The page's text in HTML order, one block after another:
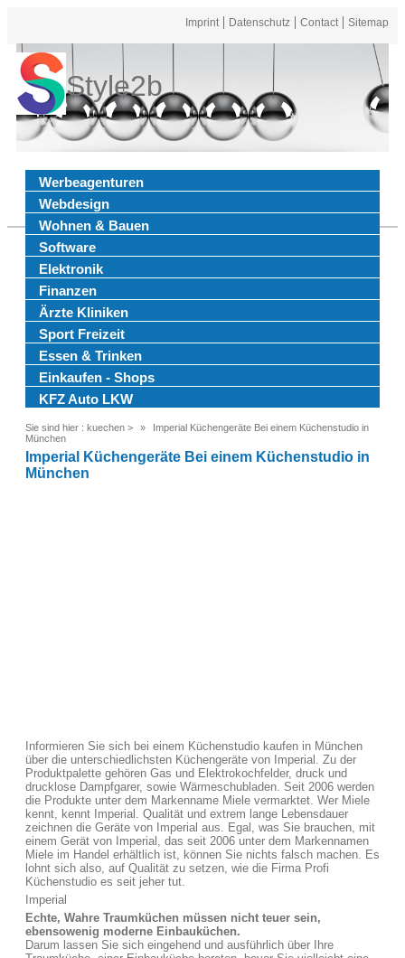
Imprint Datenschutz Contact Sitemap
Style2b
Werbeagenturen
Webdesign
Wohnen & Bauen
Software
Elektronik
Finanzen
Ärzte Kliniken
Sport Freizeit
Essen & Trinken
Einkaufen - Shops
KFZ Auto LKW
Sie sind hier : kuechen >
Imperial Küchengeräte Bei einem Küchenstudio in
München
Imperial Küchengeräte Bei einem Küchenstudio in
München
Informieren Sie sich bei einem Küchenstudio kaufen in München
über die unterschiedlichsten Küchengeräte von Imperial. Zu der
Produktpalette gehören Gas und Elektrokochfelder, druck und
drucklose Dampfgarer, sowie Wärmeschubladen. Seit 2006 werden
die Produkte unter dem Markenname Miele vermarktet. Wer Miele
kennt, kennt Imperial. Qualität und extrem lange Lebensdauer
zeichnen die Geräte von Imperial aus. Egal, was Sie brauchen, mit
einem Gerät von Imperial, das seit 2006 unter dem Markennamen
Miele im Handel erhältlich ist, können Sie nichts falsch machen. Es
lohnt sich also, auf Qualität zu setzen, wie die Firma Profi
Küchenstudio es seit jeher tut.
Imperial
Echte, Wahre Traumküchen müssen nicht teuer sein,
ebensowenig moderne Einbauküchen.
Darum lassen Sie sich eingehend und ausführlich über Ihre